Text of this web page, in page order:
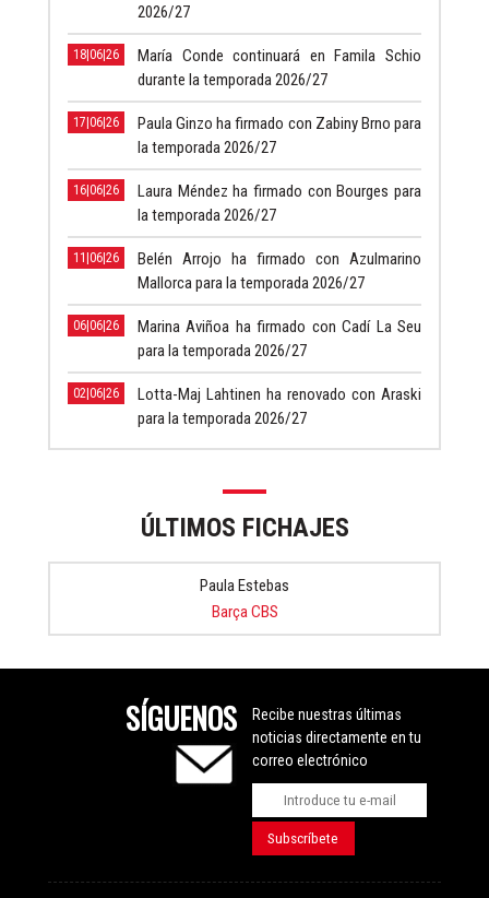
2026/27
18|06|26
María Conde continuará en Famila Schio
durante la temporada 2026/27
17|06|26
Paula Ginzo ha firmado con Zabiny Brno para
la temporada 2026/27
16|06|26
Laura Méndez ha firmado con Bourges para
la temporada 2026/27
11|06|26
Belén Arrojo ha firmado con Azulmarino
Mallorca para la temporada 2026/27
06|06|26
Marina Aviñoa ha firmado con Cadí La Seu
para la temporada 2026/27
02|06|26
Lotta-Maj Lahtinen ha renovado con Araski
para la temporada 2026/27
ÚLTIMOS FICHAJES
Paula Estebas
Barça CBS
SÍGUENOS
Recibe nuestras últimas
noticias directamente en tu
correo electrónico